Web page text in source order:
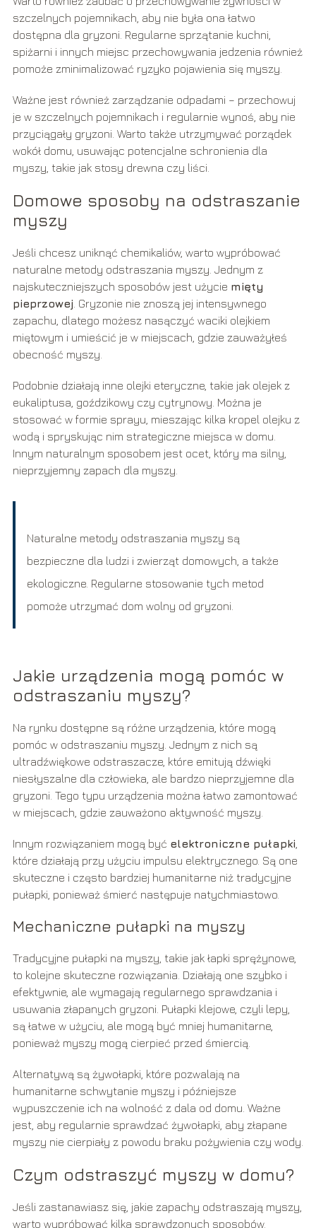
szczelnych pojemnikach, aby nie była ona łatwo
dostępna dla gryzoni. Regularne sprzątanie kuchni,
spiżarni i innych miejsc przechowywania jedzenia również
pomoże zminimalizować ryzyko pojawienia się myszy.
Ważne jest również zarządzanie odpadami – przechowuj
je w szczelnych pojemnikach i regularnie wynoś, aby nie
przyciągały gryzoni. Warto także utrzymywać porządek
wokół domu, usuwając potencjalne schronienia dla
myszy, takie jak stosy drewna czy liści.
Domowe sposoby na odstraszanie
myszy
Jeśli chcesz uniknąć chemikaliów, warto wypróbować
naturalne metody odstraszania myszy. Jednym z
najskuteczniejszych sposobów jest użycie mięty
pieprzowej . Gryzonie nie znoszą jej intensywnego
zapachu, dlatego możesz nasączyć waciki olejkiem
miętowym i umieścić je w miejscach, gdzie zauważyłeś
obecność myszy.
Podobnie działają inne olejki eteryczne, takie jak olejek z
eukaliptusa, goździkowy czy cytrynowy. Można je
stosować w formie sprayu, mieszając kilka kropel olejku z
wodą i spryskując nim strategiczne miejsca w domu.
Innym naturalnym sposobem jest ocet, który ma silny,
nieprzyjemny zapach dla myszy.
Naturalne metody odstraszania myszy są
bezpieczne dla ludzi i zwierząt domowych, a także
ekologiczne. Regularne stosowanie tych metod
pomoże utrzymać dom wolny od gryzoni.
Jakie urządzenia mogą pomóc w
odstraszaniu myszy?
Na rynku dostępne są różne urządzenia, które mogą
pomóc w odstraszaniu myszy. Jednym z nich są
ultradźwiękowe odstraszacze, które emitują dźwięki
niesłyszalne dla człowieka, ale bardzo nieprzyjemne dla
gryzoni. Tego typu urządzenia można łatwo zamontować
w miejscach, gdzie zauważono aktywność myszy.
Innym rozwiązaniem mogą być elektroniczne pułapki
które działają przy użyciu impulsu elektrycznego. Są one
skuteczne i często bardziej humanitarne niż tradycyjne
pułapki, ponieważ śmierć następuje natychmiastowo.
Mechaniczne pułapki na myszy
Tradycyjne pułapki na myszy, takie jak łapki sprężynowe,
to kolejne skuteczne rozwiązania. Działają one szybko i
efektywnie, ale wymagają regularnego sprawdzania i
usuwania złapanych gryzoni. Pułapki klejowe, czyli lepy,
są łatwe w użyciu, ale mogą być mniej humanitarne,
ponieważ myszy mogą cierpieć przed śmiercią.
Alternatywą są żywołapki, które pozwalają na
humanitarne schwytanie myszy i późniejsze
wypuszczenie ich na wolność z dala od domu. Ważne
jest, aby regularnie sprawdzać żywołapki, aby złapane
myszy nie cierpiały z powodu braku pożywienia czy wody.
Czym odstraszyć myszy w domu?
Jeśli zastanawiasz się, jakie zapachy odstraszają myszy,
warto wypróbować kilka sprawdzonych sposobów.